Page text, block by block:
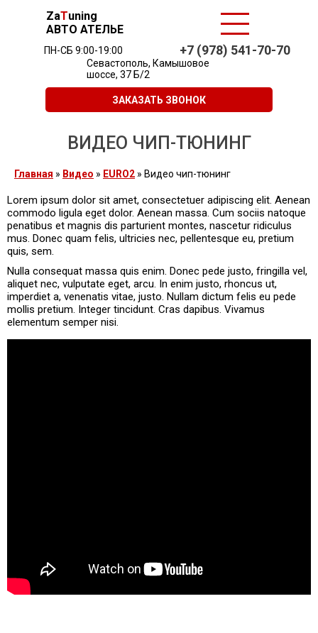
ZaTuning
АВТО АТЕЛЬЕ
ПН-СБ 9:00-19:00 +7 (978) 541-70-70
Севастополь, Камышовое
шоссе, 37 Б/2
ЗАКАЗАТЬ ЗВОНОК
ВИДЕО ЧИП-ТЮНИНГ
Главная » Видео » EURO2 » Видео чип-тюнинг
Lorem ipsum dolor sit amet, consectetuer adipiscing elit. Aenean
commodo ligula eget dolor. Aenean massa. Cum sociis natoque
penatibus et magnis dis parturient montes, nascetur ridiculus
mus. Donec quam felis, ultricies nec, pellentesque eu, pretium
quis, sem.
Nulla consequat massa quis enim. Donec pede justo, fringilla vel,
aliquet nec, vulputate eget, arcu. In enim justo, rhoncus ut,
imperdiet a, venenatis vitae, justo. Nullam dictum felis eu pede
mollis pretium. Integer tincidunt. Cras dapibus. Vivamus
elementum semper nisi.